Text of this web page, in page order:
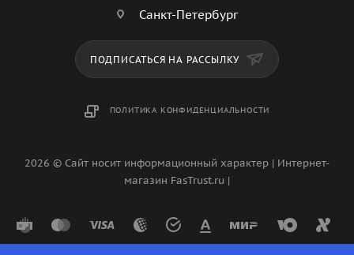
Санкт-Петербург
ПОДПИСАТЬСЯ НА РАССЫЛКУ
ПОЛИТИКА КОНФИДЕНЦИАЛЬНОСТИ
2026 © Сайт носит информационный характер | Интернет-
магазин FasTrust.ru |